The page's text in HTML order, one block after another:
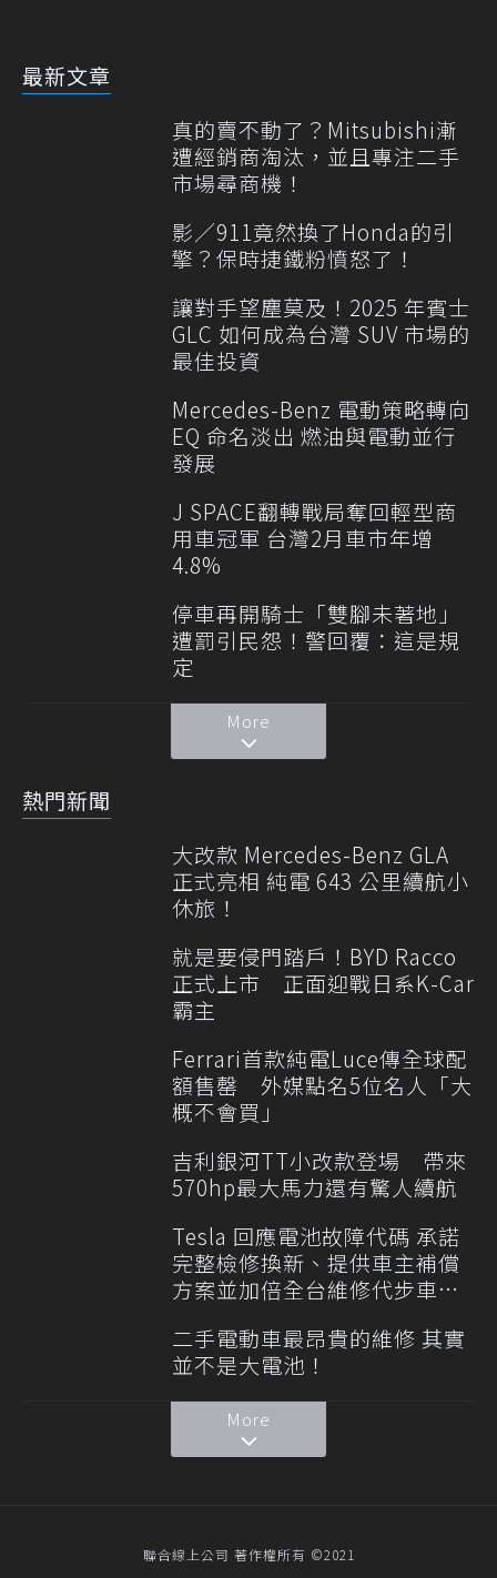
最新文章
真的賣不動了？Mitsubishi漸
遭經銷商淘汰，並且專注二手
市場尋商機！
影／911竟然換了Honda的引
擎？保時捷鐵粉憤怒了！
讓對手望塵莫及！2025 年賓士
GLC 如何成為台灣 SUV 市場的
最佳投資
Mercedes-Benz 電動策略轉向
EQ 命名淡出 燃油與電動並行
發展
J SPACE翻轉戰局奪回輕型商
用車冠軍 台灣2月車市年增
4.8%
停車再開騎士「雙腳未著地」
遭罰引民怨！警回覆：這是規
定
More
熱門新聞
大改款 Mercedes-Benz GLA
正式亮相 純電 643 公里續航小
休旅！
就是要侵門踏戶！BYD Racco
正式上市 正面迎戰日系K-Car
霸主
Ferrari首款純電Luce傳全球配
額售罄 外媒點名5位名人「大
概不會買」
吉利銀河TT小改款登場 帶來
570hp最大馬力還有驚人續航
Tesla 回應電池故障代碼 承諾
完整檢修換新、提供車主補償
方案並加倍全台維修代步車數
二手電動車最昂貴的維修 其實
並不是大電池！
More
聯合線上公司 著作權所有 ©2021